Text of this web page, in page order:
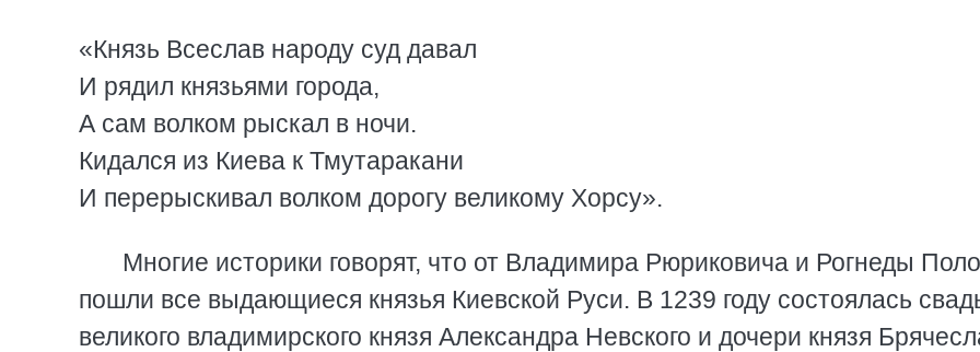
«Князь Всеслав народу суд давал
И рядил князьями города,
А сам волком рыскал в ночи.
Кидался из Киева к Тмутаракани
И перерыскивал волком дорогу великому Хорсу».
Многие историки говорят, что от Владимира Рюриковича и Рогнеды
пошли все выдающиеся князья Киевской Руси. В 1239 году состоялась
великого владимирского князя Александра Невского и дочери князя